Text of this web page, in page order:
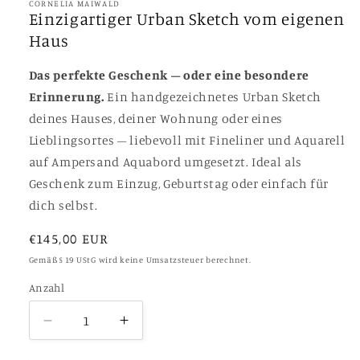
Modal
öffnen
CORNELIA MAIWALD
Einzigartiger Urban Sketch vom eigenen
Haus
Das perfekte Geschenk – oder eine besondere
Erinnerung. Ein handgezeichnetes Urban Sketch
deines Hauses, deiner Wohnung oder eines
Lieblingsortes – liebevoll mit Fineliner und Aquarell
auf Ampersand Aquabord umgesetzt. Ideal als
Geschenk zum Einzug, Geburtstag oder einfach für
dich selbst.
Normaler
Preis
€145,00 EUR
Gemäß § 19 UStG wird keine Umsatzsteuer berechnet.
Anzahl
Verringere
die
Erhöhe
die